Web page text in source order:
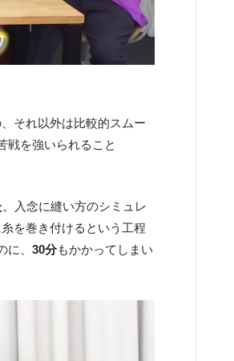
それ以外は比較的スムー
戦を強いられること
。入念に縫い方のシミュレ
を巻き付けるという工程
に、30分もかかってしまい